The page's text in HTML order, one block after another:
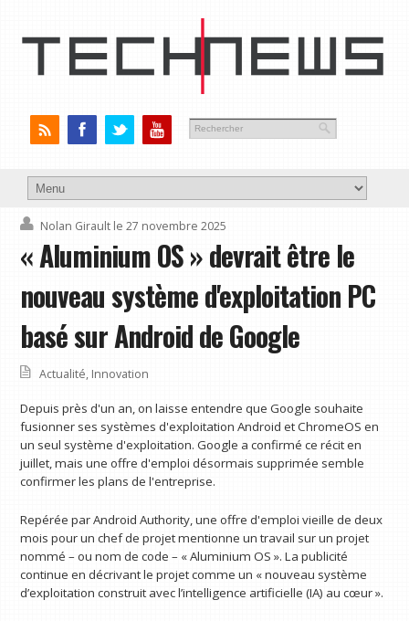
Nolan Girault le 27 novembre 2025
« Aluminium OS » devrait être le
nouveau système d'exploitation PC
basé sur Android de Google
Actualité, Innovation
Depuis près d'un an, on laisse entendre que Google souhaite
fusionner ses systèmes d'exploitation Android et ChromeOS en
un seul système d'exploitation. Google a confirmé ce récit en
juillet, mais une offre d'emploi désormais supprimée semble
confirmer les plans de l'entreprise.
Repérée par Android Authority, une offre d'emploi vieille de deux
mois pour un chef de projet mentionne un travail sur un projet
nommé – ou nom de code – « Aluminium OS ». La publicité
continue en décrivant le projet comme un « nouveau système
d’exploitation construit avec l’intelligence artificielle (IA) au cœur ».